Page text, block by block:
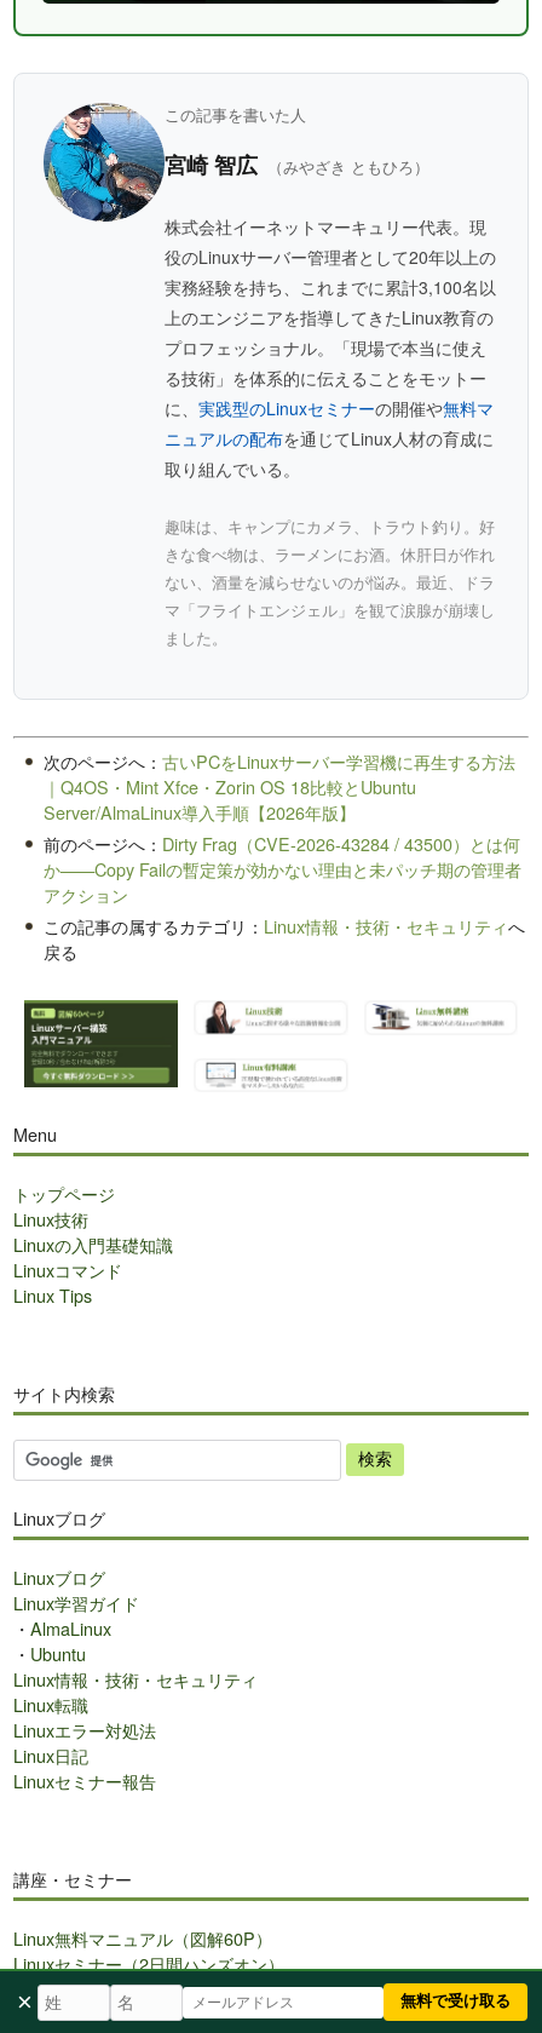
× 無料で受け取る
この記事を書いた人
宮崎 智広 （みやざき ともひろ）
株式会社イーネットマーキュリー代表。現
役のLinuxサーバー管理者として20年以上の
実務経験を持ち、これまでに累計3,100名以
上のエンジニアを指導してきたLinux教育の
プロフェッショナル。「現場で本当に使え
る技術」を体系的に伝えることをモットー
に、実践型のLinuxセミナーの開催や無料マ
ニュアルの配布を通じてLinux人材の育成に
取り組んでいる。
趣味は、キャンプにカメラ、トラウト釣り。好
きな食べ物は、ラーメンにお酒。休肝日が作れ
ない、酒量を減らせないのが悩み。最近、ドラ
マ「フライトエンジェル」を観て涙腺が崩壊し
ました。
次のページへ：古いPCをLinuxサーバー学習機に再生する方法
｜Q4OS・Mint Xfce・Zorin OS 18比較とUbuntu
Server/AlmaLinux導入手順【2026年版】
前のページへ： Dirty Frag（CVE-2026-43284 / 43500）とは何
か——Copy Failの暫定策が効かない理由と未パッチ期の管理者
アクション
この記事の属するカテゴリ： Linux情報・技術・セキュリティへ
戻る
Menu
トップページ
Linux技術
Linuxの入門基礎知識
Linuxコマンド
Linux Tips
サイト内検索
サ
イ
内
索
Linuxブログ
Linuxブログ
Linux学習ガイド
・AlmaLinux
・ Ubuntu
Linux情報・技術・セキュリティ
Linux転職
Linuxエラー対処法
Linux日記
Linuxセミナー報告
講座・セミナー
Linux無料マニュアル（図解60P）
Linuxセミナー（2日間ハンズオン）
Linux講座